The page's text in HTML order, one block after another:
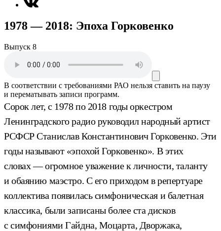
1978 — 2018: Эпоха Горковенко
Выпуск 8
В соответствии с требованиями РАО нельзя ставить на паузу
и перематывать записи программ.
Сорок лет, с 1978 по 2018 годы оркестром
Ленинградского радио руководил народный артист
РСФСР Станислав Константинович Горковенко. Эти
годы называют «эпохой Горковенко». В этих
словах — огромное уважение к личности, таланту
и обаянию маэстро. С его приходом в репертуаре
коллектива появилась симфоническая и балетная
классика, были записаны более ста дисков
с симфониями Гайдна, Моцарта, Дворжака,